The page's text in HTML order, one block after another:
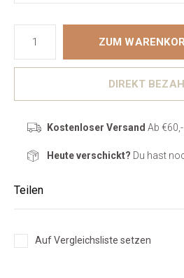
ZUM
DIREKT
Kostenloser Versand Ab €60,-
Heute verschickt? Du hast
Teilen
Auf Vergleichsliste setzen